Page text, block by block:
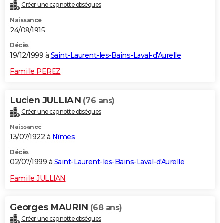
Créer une cagnotte obsèques
Naissance
24/08/1915
Décès
19/12/1999 à Saint-Laurent-les-Bains-Laval-d'Aurelle
Famille PEREZ
Lucien JULLIAN (76 ans)
Créer une cagnotte obsèques
Naissance
13/07/1922 à Nîmes
Décès
02/07/1999 à Saint-Laurent-les-Bains-Laval-d'Aurelle
Famille JULLIAN
Georges MAURIN (68 ans)
Créer une cagnotte obsèques